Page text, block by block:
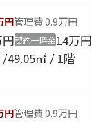
円管理費 0.9万円
契約一時金14万円
49.05㎡ / 1階
円管理費 0.9万円